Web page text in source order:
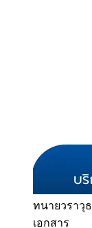
ทนายวราวุธ
เอกสาร